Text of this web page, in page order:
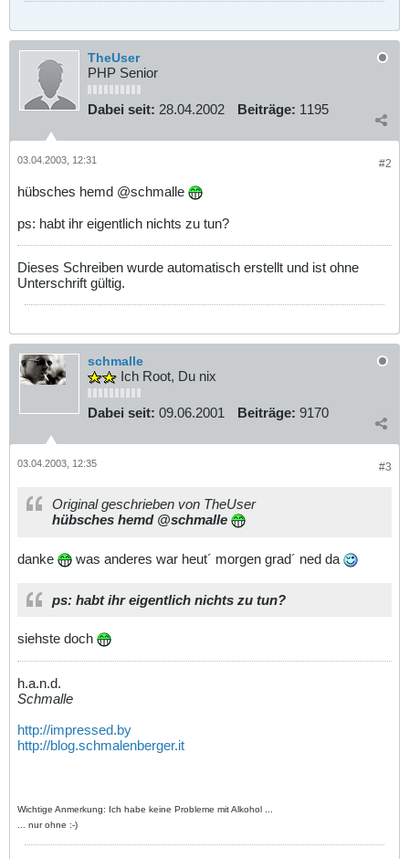
TheUser
PHP Senior
Dabei seit: 28.04.2002 Beiträge: 1195
#2
03.04.2003, 12:31
hübsches hemd @schmalle
ps: habt ihr eigentlich nichts zu tun?
Dieses Schreiben wurde automatisch erstellt und ist ohne
Unterschrift gültig.
schmalle
Ich Root, Du nix
Dabei seit: 09.06.2001 Beiträge: 9170
#3
03.04.2003, 12:35
Original geschrieben von TheUser
hübsches hemd @schmalle
danke was anderes war heut´ morgen grad´ ned da
ps: habt ihr eigentlich nichts zu tun?
siehste doch
h.a.n.d.
Schmalle
http://impressed.by
http://blog.schmalenberger.it
Wichtige Anmerkung: Ich habe keine Probleme mit Alkohol ...
... nur ohne :-)